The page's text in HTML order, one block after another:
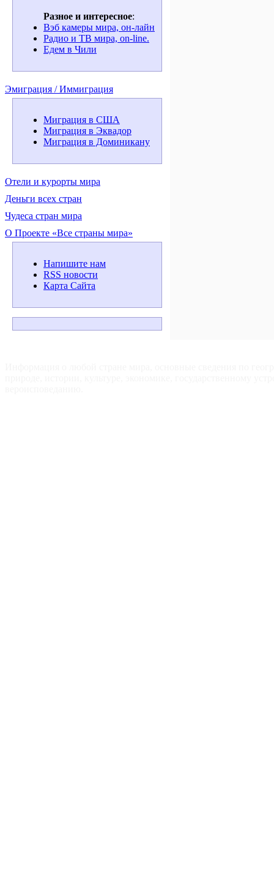
Разное и интересное:
Вэб камеры мира, он-лайн
Радио и ТВ мира, on-line.
Едем в Чили
Эмиграция / Иммиграция
Миграция в США
Миграция в Эквадор
Миграция в Доминикану
Отели и курорты мира
Деньги всех стран
Чудеса стран мира
О Проекте «Все страны мира»
Напишите нам
RSS новости
Карта Сайта